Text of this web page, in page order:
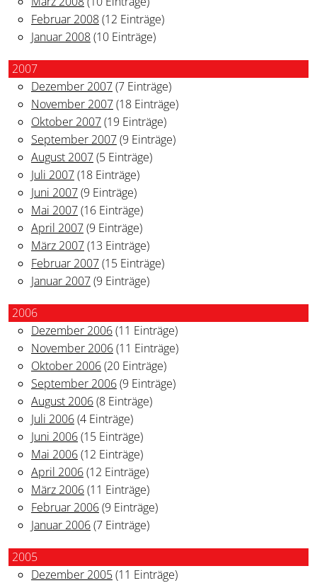
Februar 2008(12 Einträge)
Januar 2008(10 Einträge)
2007
Dezember 2007(7 Einträge)
November 2007(18 Einträge)
Oktober 2007(19 Einträge)
September 2007(9 Einträge)
August 2007(5 Einträge)
Juli 2007(18 Einträge)
Juni 2007(9 Einträge)
Mai 2007(16 Einträge)
April 2007(9 Einträge)
März 2007(13 Einträge)
Februar 2007(15 Einträge)
Januar 2007(9 Einträge)
2006
Dezember 2006(11 Einträge)
November 2006(11 Einträge)
Oktober 2006(20 Einträge)
September 2006(9 Einträge)
August 2006(8 Einträge)
Juli 2006(4 Einträge)
Juni 2006(15 Einträge)
Mai 2006(12 Einträge)
April 2006(12 Einträge)
März 2006(11 Einträge)
Februar 2006(9 Einträge)
Januar 2006(7 Einträge)
2005
Dezember 2005(11 Einträge)